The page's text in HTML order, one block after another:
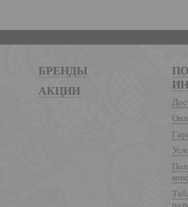
БРЕНДЫ
АКЦИИ